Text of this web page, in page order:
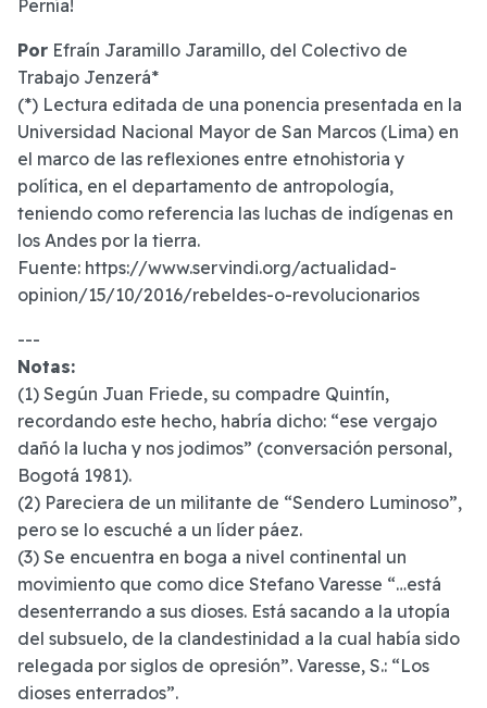
Pernía!
Por Efraín Jaramillo Jaramillo, del Colectivo de
Trabajo Jenzerá*
(*) Lectura editada de una ponencia presentada en la
Universidad Nacional Mayor de San Marcos (Lima) en
el marco de las reflexiones entre etnohistoria y
política, en el departamento de antropología,
teniendo como referencia las luchas de indígenas en
los Andes por la tierra.
Fuente: https://www.servindi.org/actualidad-
opinion/15/10/2016/rebeldes-o-revolucionarios
---
Notas:
(1) Según Juan Friede, su compadre Quintín,
recordando este hecho, habría dicho: “ese vergajo
dañó la lucha y nos jodimos” (conversación personal,
Bogotá 1981).
(2) Pareciera de un militante de “Sendero Luminoso”,
pero se lo escuché a un líder páez.
(3) Se encuentra en boga a nivel continental un
movimiento que como dice Stefano Varesse “…está
desenterrando a sus dioses. Está sacando a la utopía
del subsuelo, de la clandestinidad a la cual había sido
relegada por siglos de opresión”. Varesse, S.: “Los
dioses enterrados”.